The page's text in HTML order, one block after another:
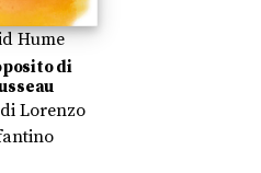
Hume
di
Lorenzo